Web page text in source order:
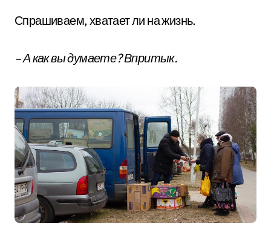
Спрашиваем, хватает ли на жизнь.
– А как вы думаете? Впритык.